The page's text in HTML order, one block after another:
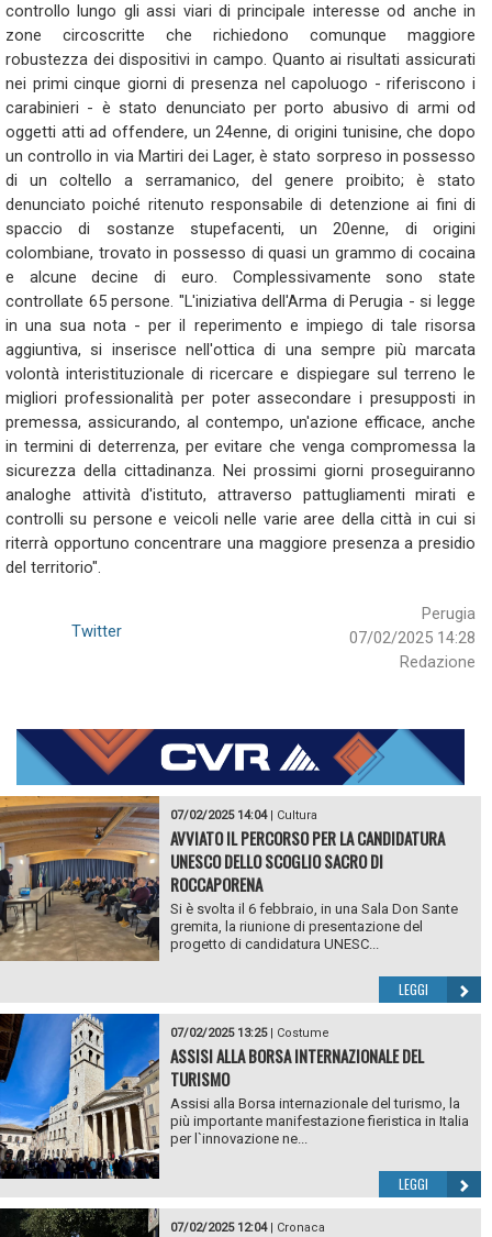
controllo lungo gli assi viari di principale interesse od anche in
zone circoscritte che richiedono comunque maggiore
robustezza dei dispositivi in campo. Quanto ai risultati assicurati
nei primi cinque giorni di presenza nel capoluogo - riferiscono i
carabinieri - è stato denunciato per porto abusivo di armi od
oggetti atti ad offendere, un 24enne, di origini tunisine, che dopo
un controllo in via Martiri dei Lager, è stato sorpreso in possesso
di un coltello a serramanico, del genere proibito; è stato
denunciato poiché ritenuto responsabile di detenzione ai fini di
spaccio di sostanze stupefacenti, un 20enne, di origini
colombiane, trovato in possesso di quasi un grammo di cocaina
e alcune decine di euro. Complessivamente sono state
controllate 65 persone. "L'iniziativa dell'Arma di Perugia - si legge
in una sua nota - per il reperimento e impiego di tale risorsa
aggiuntiva, si inserisce nell'ottica di una sempre più marcata
volontà interistituzionale di ricercare e dispiegare sul terreno le
migliori professionalità per poter assecondare i presupposti in
premessa, assicurando, al contempo, un'azione efficace, anche
in termini di deterrenza, per evitare che venga compromessa la
sicurezza della cittadinanza. Nei prossimi giorni proseguiranno
analoghe attività d'istituto, attraverso pattugliamenti mirati e
controlli su persone e veicoli nelle varie aree della città in cui si
riterrà opportuno concentrare una maggiore presenza a presidio
del territorio".
Perugia
07/02/2025 14:28
Redazione
Twitter
07/02/2025 14:04| Cultura
AVVIATO IL PERCORSO PER LA CANDIDATURA
UNESCO DELLO SCOGLIO SACRO DI
ROCCAPORENA
Si è svolta il 6 febbraio, in una Sala Don Sante
gremita, la riunione di presentazione del
progetto di candidatura UNESC...
LEGGI
07/02/2025 13:25| Costume
ASSISI ALLA BORSA INTERNAZIONALE DEL
TURISMO
Assisi alla Borsa internazionale del turismo, la
più importante manifestazione fieristica in Italia
per l`innovazione ne...
LEGGI
07/02/2025 12:04| Cronaca